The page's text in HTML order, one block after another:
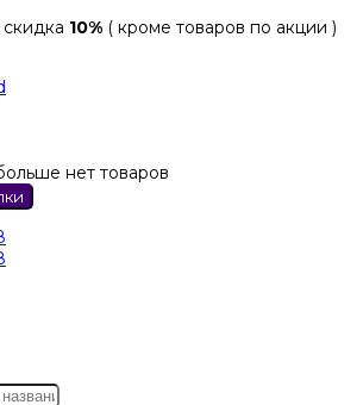
скидка 10% ( кроме товаров по акции )
нет товаров